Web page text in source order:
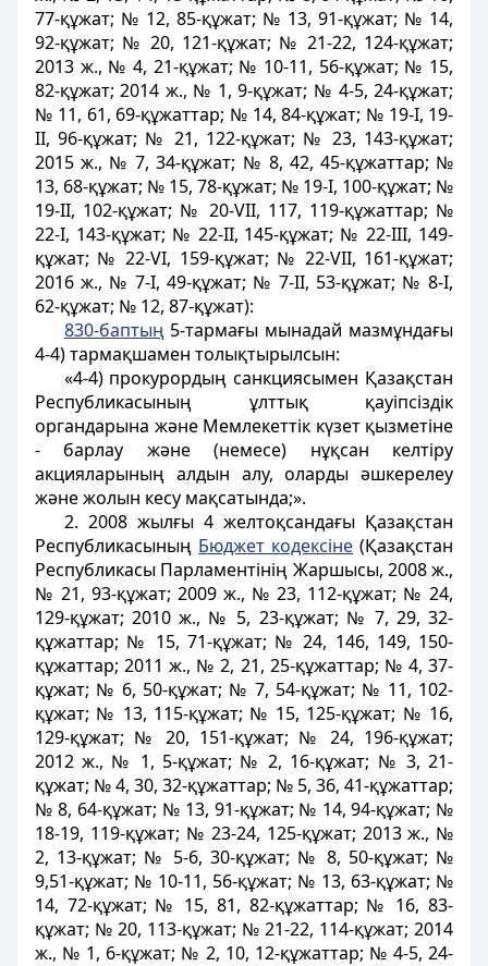
77-құжат; № 12, 85-құжат; № 13, 91-құжат; № 14,
92-құжат; № 20, 121-құжат; № 21-22, 124-құжат;
2013 ж., № 4, 21-құжат; № 10-11, 56-құжат; № 15,
82-құжат; 2014 ж., № 1, 9-құжат; № 4-5, 24-құжат;
№ 11, 61, 69-құжаттар; № 14, 84-құжат; № 19-I, 19-
II, 96-құжат; № 21, 122-құжат; № 23, 143-құжат;
2015 ж., № 7, 34-құжат; № 8, 42, 45-құжаттар; №
13, 68-құжат; № 15, 78-құжат; № 19-I, 100-құжат; №
19-II, 102-құжат; № 20-VII, 117, 119-құжаттар; №
22-I, 143-құжат; № 22-II, 145-құжат; № 22-III, 149-
құжат; № 22-VI, 159-құжат; № 22-VII, 161-құжат;
2016 ж., № 7-I, 49-құжат; № 7-II, 53-құжат; № 8-I,
62-құжат; № 12, 87-құжат):
830-баптың 5-тармағы мынадай мазмұндағы
4-4) тармақшамен толықтырылсын:
«4-4) прокурордың санкциясымен Қазақстан
Республикасының ұлттық қауіпсіздік
органдарына және Мемлекеттік күзет қызметіне
- барлау және (немесе) нұқсан келтіру
акцияларының алдын алу, оларды әшкерелеу
және жолын кесу мақсатында;».
2. 2008 жылғы 4 желтоқсандағы Қазақстан
Республикасының Бюджет кодексіне (Қазақстан
Республикасы Парламентінің Жаршысы, 2008 ж.,
№ 21, 93-құжат; 2009 ж., № 23, 112-құжат; № 24,
129-құжат; 2010 ж., № 5, 23-құжат; № 7, 29, 32-
құжаттар; № 15, 71-құжат; № 24, 146, 149, 150-
құжаттар; 2011 ж., № 2, 21, 25-құжаттар; № 4, 37-
құжат; № 6, 50-құжат; № 7, 54-құжат; № 11, 102-
құжат; № 13, 115-құжат; № 15, 125-құжат; № 16,
129-құжат; № 20, 151-құжат; № 24, 196-құжат;
2012 ж., № 1, 5-құжат; № 2, 16-құжат; № 3, 21-
құжат; № 4, 30, 32-құжаттар; № 5, 36, 41-құжаттар;
№ 8, 64-құжат; № 13, 91-құжат; № 14, 94-құжат; №
18-19, 119-құжат; № 23-24, 125-құжат; 2013 ж., №
2, 13-құжат; № 5-6, 30-құжат; № 8, 50-құжат; №
9,51-құжат; № 10-11, 56-құжат; № 13, 63-құжат; №
14, 72-құжат; № 15, 81, 82-құжаттар; № 16, 83-
құжат; № 20, 113-құжат; № 21-22, 114-құжат; 2014
ж., № 1, 6-құжат; № 2, 10, 12-құжаттар; № 4-5, 24-